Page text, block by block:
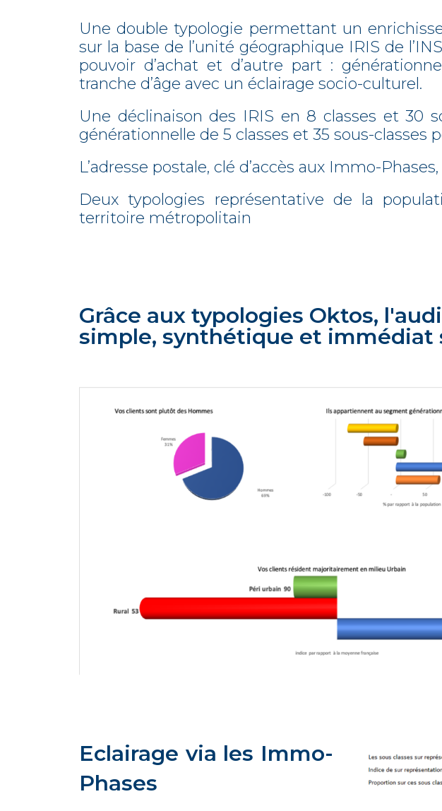
Une double typologie permettant un
sur la base de l’unité géographique IRIS de
pouvoir d’achat et d’autre part :
tranche d’âge avec un éclairage socio-culturel.
Une déclinaison des IRIS en 8 classes et 30
générationnelle de 5 classes et 35 sous-classes
L’adresse postale, clé d’accès aux Immo-
Deux typologies représentative de la
territoire métropolitain
Grâce aux typologies Oktos,
simple, synthétique et immédiat
Eclairage via les Immo-
Phases